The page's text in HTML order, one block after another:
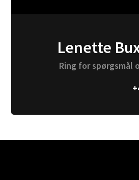
Lenette
Ring for spørgsmål